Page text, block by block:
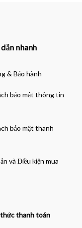
nhanh
& Bảo hành
bảo mật thông tin
bảo mật thanh
và Điều kiện mua
thanh toán